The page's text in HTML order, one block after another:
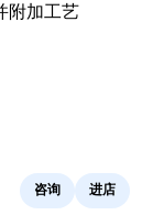
附加工艺
咨询 进店